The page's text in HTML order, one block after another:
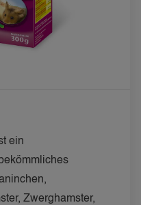
ein
Zwerghamster,